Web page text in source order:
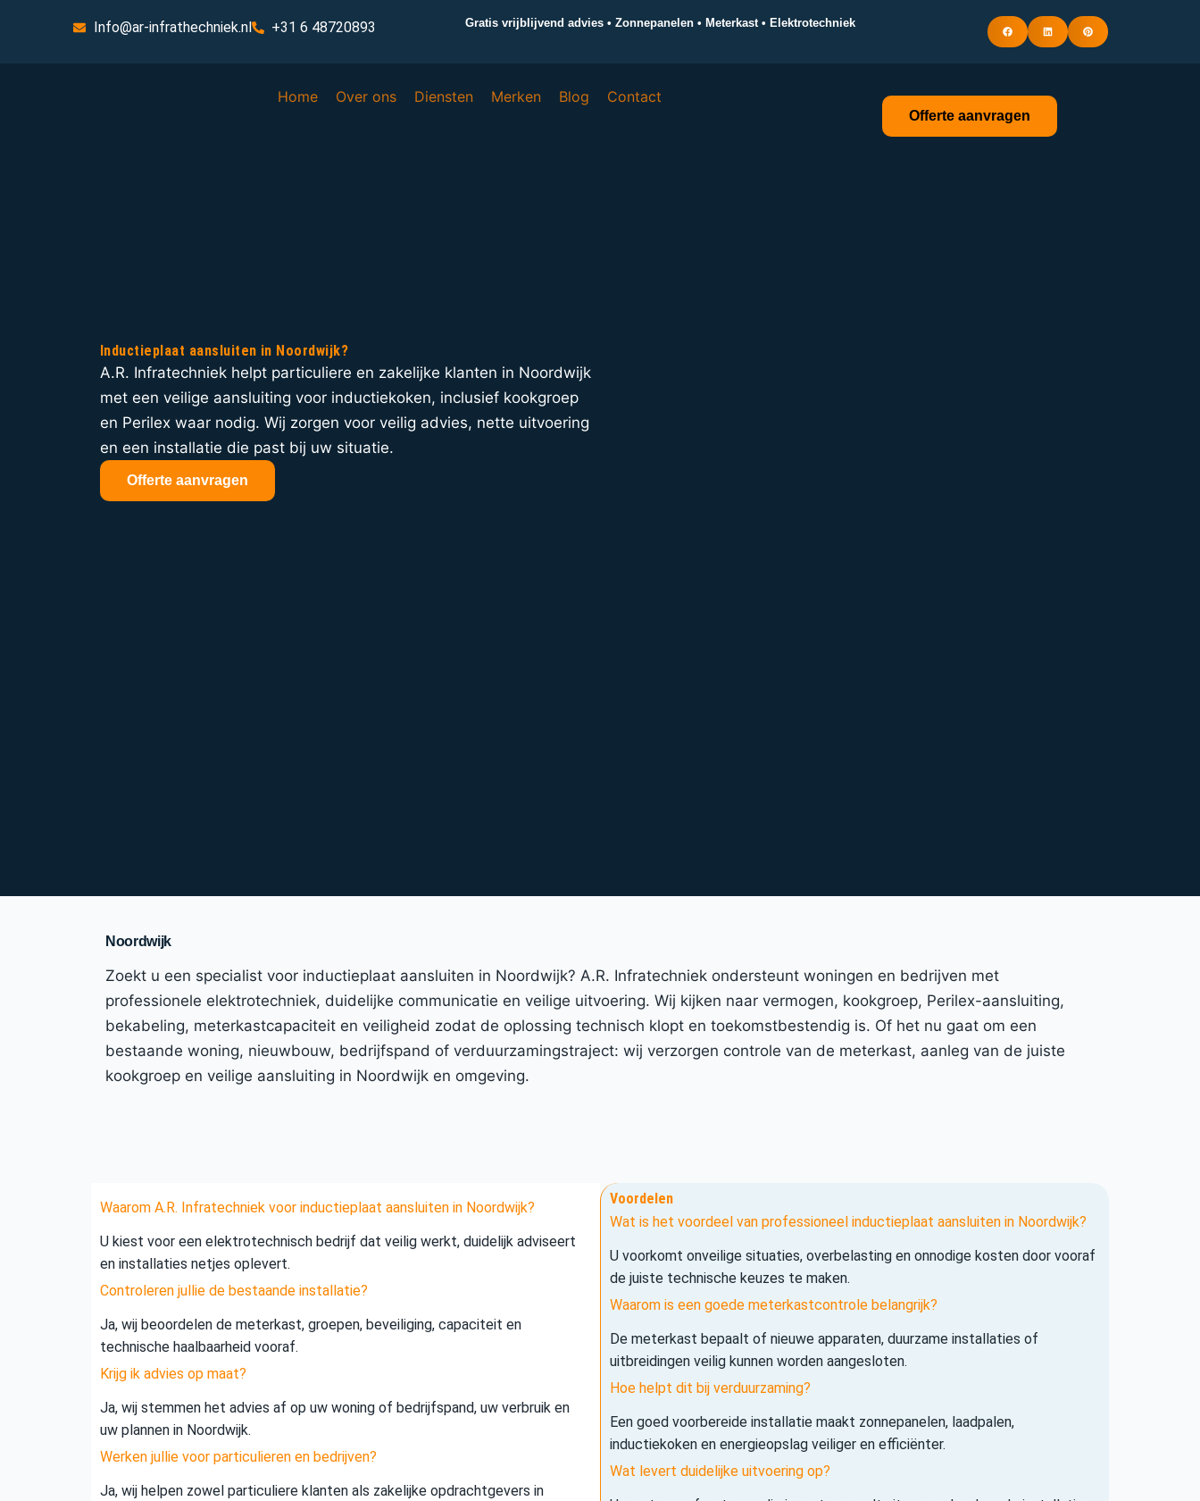
Info@ar-infrathechniek.nl +31 6 48720893 Gratis vrijblijvend advies • Zonnepanelen • Meterkast • Elektrotechniek
Home Over ons Diensten Merken Blog Contact
Offerte aanvragen
Inductieplaat aansluiten in Noordwijk?
A.R. Infratechniek helpt particuliere en zakelijke klanten in Noordwijk
met een veilige aansluiting voor inductiekoken, inclusief kookgroep
en Perilex waar nodig. Wij zorgen voor veilig advies, nette uitvoering
en een installatie die past bij uw situatie.
Offerte aanvragen
Noordwijk
Zoekt u een specialist voor inductieplaat aansluiten in Noordwijk? A.R. Infratechniek ondersteunt woningen en bedrijven met
professionele elektrotechniek, duidelijke communicatie en veilige uitvoering. Wij kijken naar vermogen, kookgroep, Perilex-aansluiting,
bekabeling, meterkastcapaciteit en veiligheid zodat de oplossing technisch klopt en toekomstbestendig is. Of het nu gaat om een
bestaande woning, nieuwbouw, bedrijfspand of verduurzamingstraject: wij verzorgen controle van de meterkast, aanleg van de juiste
kookgroep en veilige aansluiting in Noordwijk en omgeving.
Waarom A.R. Infratechniek voor inductieplaat aansluiten in Noordwijk?
U kiest voor een elektrotechnisch bedrijf dat veilig werkt, duidelijk adviseert
en installaties netjes oplevert.
Controleren jullie de bestaande installatie?
Ja, wij beoordelen de meterkast, groepen, beveiliging, capaciteit en
technische haalbaarheid vooraf.
Krijg ik advies op maat?
Ja, wij stemmen het advies af op uw woning of bedrijfspand, uw verbruik en
uw plannen in Noordwijk.
Werken jullie voor particulieren en bedrijven?
Ja, wij helpen zowel particuliere klanten als zakelijke opdrachtgevers in
Voordelen
Wat is het voordeel van professioneel inductieplaat aansluiten in Noordwijk?
U voorkomt onveilige situaties, overbelasting en onnodige kosten door vooraf
de juiste technische keuzes te maken.
Waarom is een goede meterkastcontrole belangrijk?
De meterkast bepaalt of nieuwe apparaten, duurzame installaties of
uitbreidingen veilig kunnen worden aangesloten.
Hoe helpt dit bij verduurzaming?
Een goed voorbereide installatie maakt zonnepanelen, laadpalen,
inductiekoken en energieopslag veiliger en efficiënter.
Wat levert duidelijke uitvoering op?